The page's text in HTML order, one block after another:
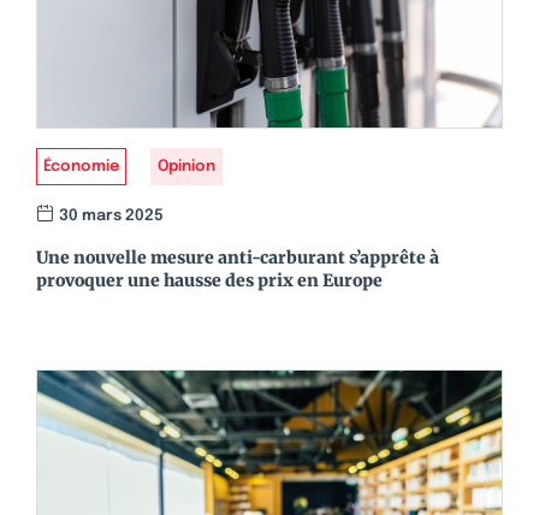
Économie Opinion
30 mars 2025
Une nouvelle mesure anti-carburant s’apprête à
provoquer une hausse des prix en Europe